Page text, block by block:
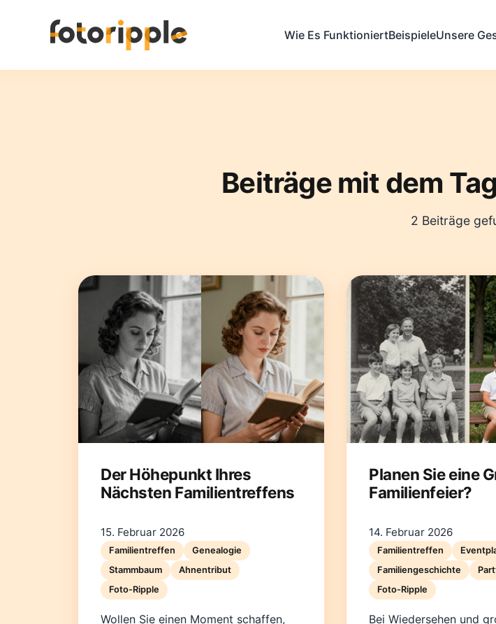
Wie Es FunktioniertBeispieleUnsere
Beiträge mit dem Tag
2 Beiträge
Der Höhepunkt Ihres
Nächsten Familientreffens
15. Februar 2026
Familientreffen
Genealogie
Stammbaum
Ahnentribut
Foto-Ripple
Wollen Sie einen Moment schaffen,
Planen Sie eine
Familienfeier?
14. Februar 2026
Familientreffen
Familiengeschichte
Foto-Ripple
Bei Wiedersehen und